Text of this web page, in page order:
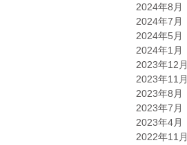
2024年8月
2024年7月
2024年5月
2024年1月
2023年12月
2023年11月
2023年8月
2023年7月
2023年4月
2022年11月